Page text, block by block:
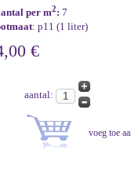
per m2: 7
: p11 (1 liter)
€
aantal: